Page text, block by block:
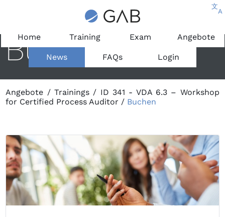
文
A
Home Training Exam Angebote
News FAQs Login
Buchen
Angebote / Trainings/ ID 341 - VDA 6.3 – Workshop
for Certified Process Auditor / Buchen